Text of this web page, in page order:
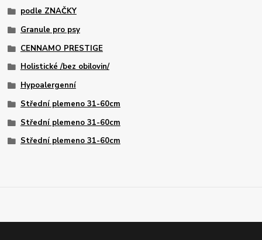
podle ZNAČKY
Granule pro psy
CENNAMO PRESTIGE
Holistické /bez obilovin/
Hypoalergenní
Střední plemeno 31-60cm
Střední plemeno 31-60cm
Střední plemeno 31-60cm